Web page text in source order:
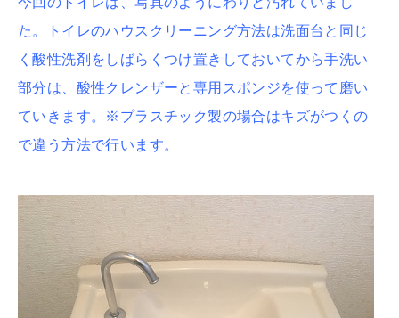
た。トイレのハウスクリーニング方法は洗面台と同じ
く酸性洗剤をしばらくつけ置きしておいてから手洗い
部分は、酸性クレンザーと専用スポンジを使って磨い
ていきます。※プラスチック製の場合はキズがつくの
で違う方法で行います。